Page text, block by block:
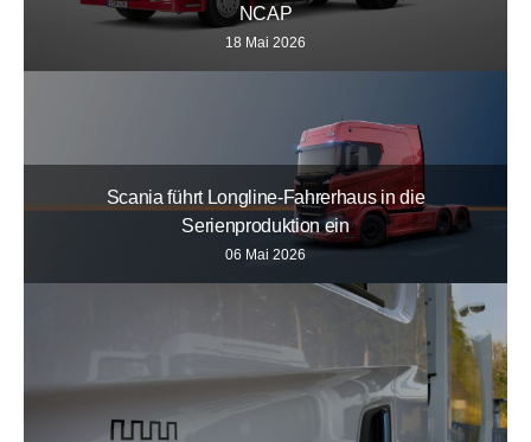
NCAP
18 Mai 2026
Scania führt Longline-Fahrerhaus in die
Serienproduktion ein
06 Mai 2026